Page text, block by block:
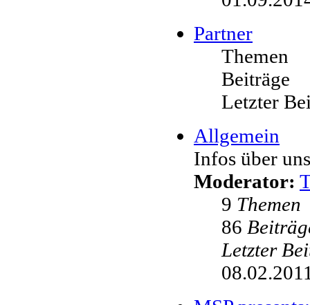
Partner
Themen
Beiträge
Letzter
Allgemein
Infos über
Moderator:
9 Themen
86
Letzter